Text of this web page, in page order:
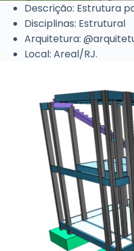
Descrição: Estrutura
Disciplinas: Estrutural
Arquitetura:
Local: Areal/RJ.